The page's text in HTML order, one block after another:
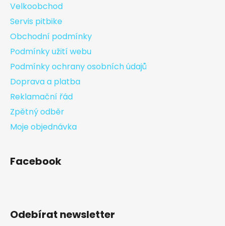
Velkoobchod
Servis pitbike
Obchodní podmínky
Podmínky užití webu
Podmínky ochrany osobních údajů
Doprava a platba
Reklamační řád
Zpětný odběr
Moje objednávka
Facebook
Odebírat newsletter